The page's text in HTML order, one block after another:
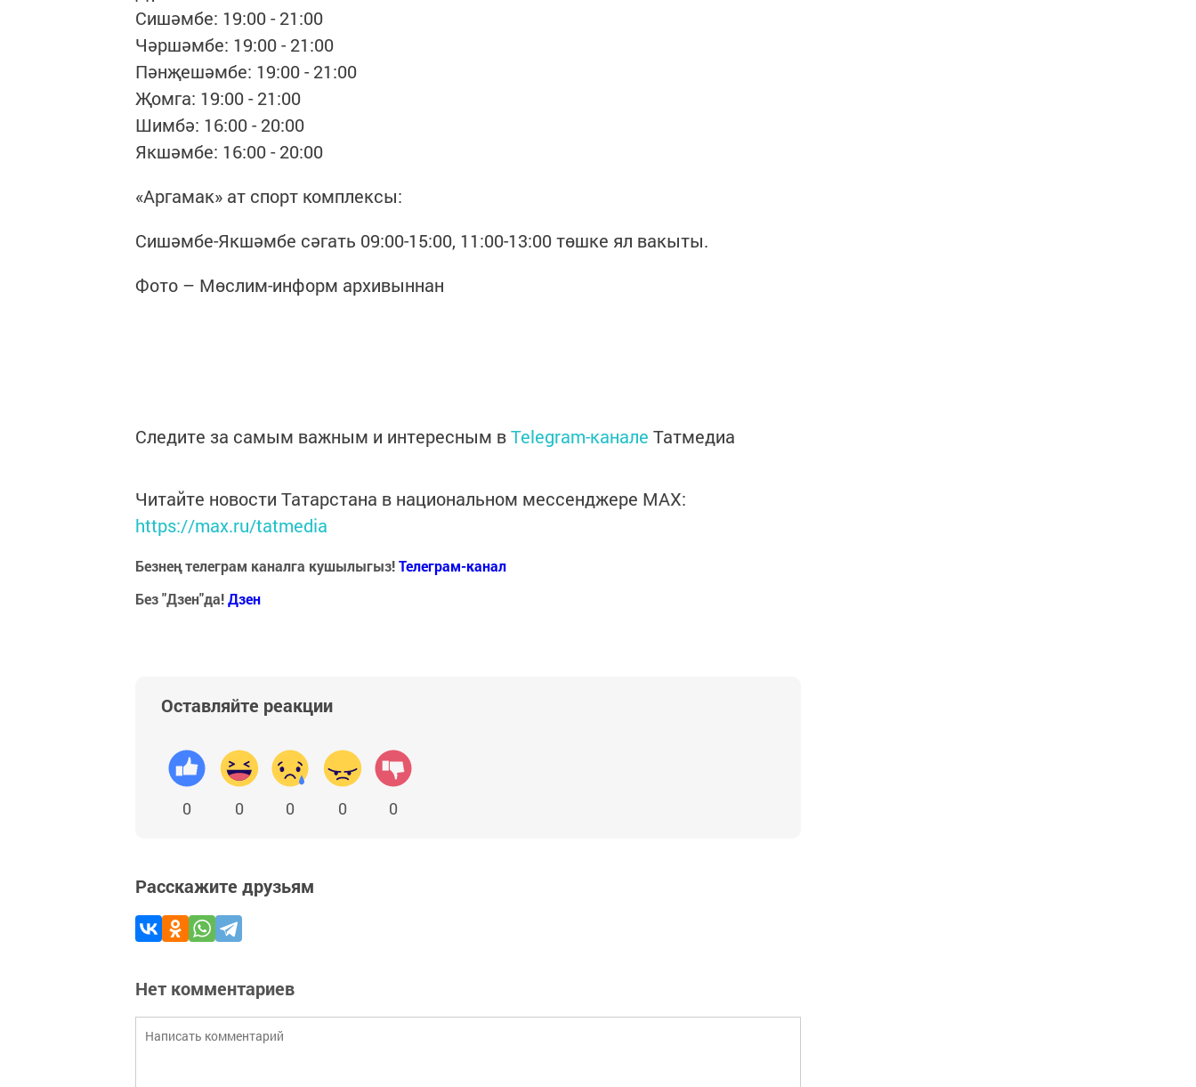
Сишәмбе: 19:00 - 21:00
Чәршәмбе: 19:00 - 21:00
Пәнҗешәмбе: 19:00 - 21:00
Җомга: 19:00 - 21:00
Шимбә: 16:00 - 20:00
Якшәмбе: 16:00 - 20:00
«Аргамак» ат спорт комплексы:
Сишәмбе-Якшәмбе сәгать 09:00-15:00, 11:00-13:00 төшке ял вакыты.
Фото – Мөслим-информ архивыннан
Следите за самым важным и интересным вTelegram-канале Татмедиа
Читайте новости Татарстана в национальном мессенджере MАХ:
https://max.ru/tatmedia
Безнең телеграм каналга кушылыгыз!Телеграм-канал
Без "Дзен"да!Дзен
Оставляйте реакции
0 0 0 0 0
Расскажите друзьям
Нет комментариев